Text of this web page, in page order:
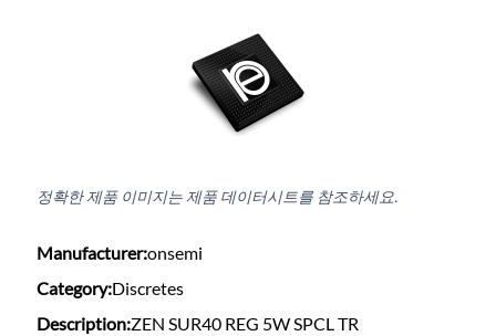
정확한 제품 이미지는 제품 데이터시트를 참조하세요.
Manufacturer:onsemi
Category:Discretes
Description:ZEN SUR40 REG 5W SPCL TR